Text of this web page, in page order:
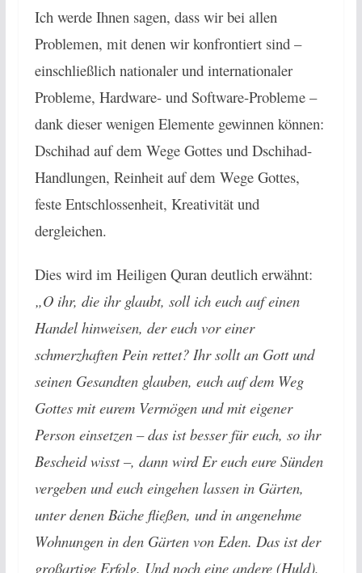
Ich werde Ihnen sagen, dass wir bei allen
Problemen, mit denen wir konfrontiert sind –
einschließlich nationaler und internationaler
Probleme, Hardware- und Software-Probleme –
dank dieser wenigen Elemente gewinnen können:
Dschihad auf dem Wege Gottes und Dschihad-
Handlungen, Reinheit auf dem Wege Gottes,
feste Entschlossenheit, Kreativität und
dergleichen.
Dies wird im Heiligen Quran deutlich erwähnt:
„O ihr, die ihr glaubt, soll ich euch auf einen
Handel hinweisen, der euch vor einer
schmerzhaften Pein rettet? Ihr sollt an Gott und
seinen Gesandten glauben, euch auf dem Weg
Gottes mit eurem Vermögen und mit eigener
Person einsetzen – das ist besser für euch, so ihr
Bescheid wisst –, dann wird Er euch eure Sünden
vergeben und euch eingehen lassen in Gärten,
unter denen Bäche fließen, und in angenehme
Wohnungen in den Gärten von Eden. Das ist der
großartige Erfolg. Und noch eine andere (Huld),